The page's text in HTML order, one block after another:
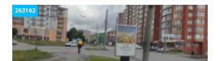
263162